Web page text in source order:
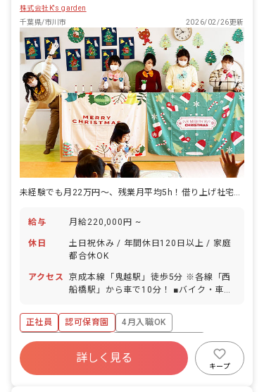
株式会社K's garden
千葉県/市川市
2026/02/26更新
未経験でも月22万円～、残業月平均5h！借り上げ社宅制度など充実の環境
給与 月給220,000円 ~
休日
土日祝休み / 年間休日120日以上 / 家庭
都合休OK
アクセス
京成本線「鬼越駅」徒歩5分 ※各線「西
船橋駅」から車で10分！ ■バイク・車通
正社員
認可保育園
4月入職OK
ボーナス・賞与あり
年間休日120日以上
寮・住宅・家賃補助あり
社会保険完備
詳しく見る
キープ